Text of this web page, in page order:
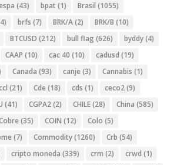
(43) bpat (1) Brasil (1055)
brfs (7) BRK/A(2) BRK/B (10)
BTCUSD (212) bull flag (626) byddy(4)
CAAP (10) cac 40 (10) cadusd (19)
Canada (93) canje (3) Cannabis (1)
(21) Cde (18) cds (1) ceco2(9)
(41) CGPA2(2) CHILE(28) China (585)
(35) COIN (12) Colo (5)
(7) Commodity(1260) Crb (54)
cripto moneda (339) crm (2) crwd (1)